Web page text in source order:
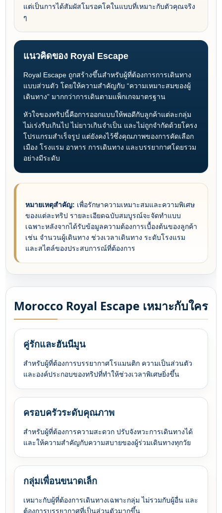
แต่เป็นการได้สัมผัสโมรอคโคในแบบที่เหมาะกับตัวคุณจริง
ๆ
แนวคิดของ Royal Escape
Royal Escape ถูกสร้างขึ้นสำหรับผู้ที่ต้องการการเดินทาง
แบบส่วนตัว โดยให้ความสำคัญกับ “ความเหมาะสมของผู้
เดินทาง” มากกว่าการเดินตามแพ็กเกจมาตรฐาน
หัวใจของทริปนี้คือการออกแบบให้พอดีกับลูกค้าแต่ละกลุ่ม
ไม่เร่งรีบเกินไป ไม่ยาวเกินจำเป็น และไม่ถูกจำกัดด้วยโครง
โปรแกรมสำเร็จรูป แต่ยังคงไว้ซึ่งคุณภาพของการคัดเลือก
เมือง โรงแรม อาหาร การเดินทาง และบรรยากาศโดยรวม
อย่างมีระดับ
หมายเหตุสำคัญ: เพื่อรักษาความเหมาะสมและความพิเศษ
ของแต่ละทริป รายละเอียดฉบับสมบูรณ์จะจัดทำแบบ
เฉพาะหลังจากได้รับข้อมูลความต้องการเบื้องต้นของลูกค้า
เช่น จำนวนผู้เดินทาง ช่วงเวลาเดินทาง ระดับโรงแรม
และสไตล์ของประสบการณ์ที่ต้องการ
Morocco Royal Escape เหมาะกับใคร
คู่รักและฮันนีมูน
สำหรับผู้ที่ต้องการบรรยากาศโรแมนติก ความเป็นส่วนตัว
และองค์ประกอบของทริปที่ทำให้ช่วงเวลาพิเศษยิ่งขึ้น
ครอบครัวระดับคุณภาพ
สำหรับผู้ที่ต้องการความสะดวก ปรับจังหวะการเดินทางได้
และให้ความสำคัญกับความสบายของผู้ร่วมเดินทางทุกวัย
กลุ่มเพื่อนขนาดเล็ก
เหมาะกับผู้ที่ต้องการเดินทางเฉพาะกลุ่ม ไม่รวมกับผู้อื่น และ
ต้องการบรรยากาศที่เป็นส่วนตัวมากขึ้น